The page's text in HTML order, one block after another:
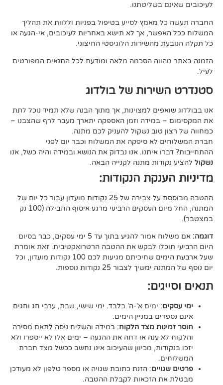
בשליטתנו.
מאמץ לסייע בטיפול בפניות וללוות את תהליך
אך לא תישא באחריות לעיכובים, אי-הגעה או
מהשירות הלוגיסטי החיצוני.
הסכמה מלאה ומודעת לכל התנאים המפורטים
של בולדוג
למצוינות, אך מתוך הבנה שלא תמיד נוכל לתת
במידה וזמן האספקה יתארך מעבר לרף שהצבנו –
טוב נשקול להעניק לכם מתנה.
לא סיפקה את המשלוח וכבר יום לפני
איתנו. אנו נבדוק את הנושא ובמידה והיה כשל, אנו
מתנה לקנייה הבאה.
הנקודות:
ההטבה מבוססת על צבירה של 25 נקודות מועדון עבור כל יום של
המתנה, החל מיום העסקים הרביעי מרגע איסוף החבילה (100 נק
אם משלוח אמור להגיע בתוך עד 5 ימי עסקים, כבר בסיום
לבקש את ההטבה הרטרואקטיבית. זאת אומרת
שעל ארבעת הימים שחיכיתם מגיעות לכם 100 נקודות מועדון, וכל
לצבור 25 נקודות נוספות.
: ימים א'-ה' בלבד. ימי שישי, שבת, ערבי חג וחגים
במניין הימים.
מצד הלקוח: במידה והשליח ניסה לתאם מסירה
ענה או דחה את ההגעה – ימים אלו לא ייספרו ולא
מכיוון שהעיכוב אינו נחשב ככשל מצד חברת
: הזנת כתובת שגויה או מספר טלפון לא מעודכן
הזכאות לקבלת ההטבה.